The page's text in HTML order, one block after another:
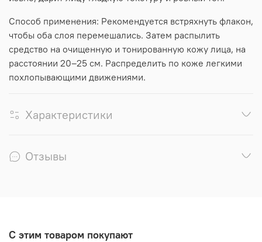
Способ применения: Рекомендуется встряхнуть флакон,
чтобы оба слоя перемешались. Затем распылить
средство на очищенную и тонированную кожу лица, на
расстоянии 20–25 см. Распределить по коже легкими
похлопывающими движениями.
Характеристики
Отзывы
С этим товаром покупают